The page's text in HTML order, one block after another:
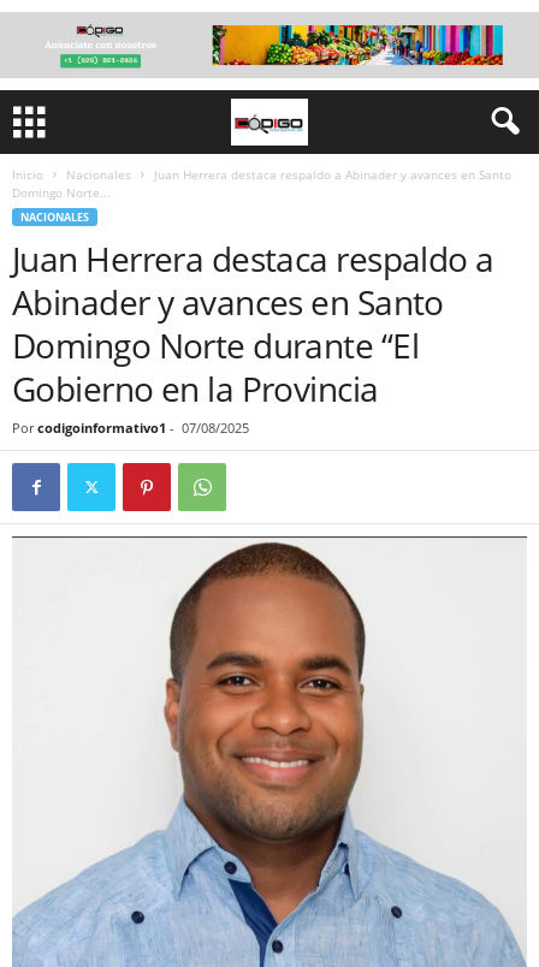
Inicio Nacionales
Juan Herrera destaca respaldo a Abinader y avances en Santo
Domingo Norte...
NACIONALES
Juan Herrera destaca respaldo a
Abinader y avances en Santo
Domingo Norte durante “El
Gobierno en la Provincia
Por codigoinformativo1 - 07/08/2025